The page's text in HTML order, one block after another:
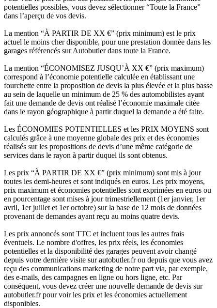
potentielles possibles, vous devez sélectionner “Toute la France”
dans l’aperçu de vos devis.
La mention “À PARTIR DE XX €” (prix minimum) est le prix
actuel le moins cher disponible, pour une prestation donnée dans les
garages référencés sur Autobutler dans toute la France.
La mention “ÉCONOMISEZ JUSQU’À XX €” (prix maximum)
correspond à l’économie potentielle calculée en établissant une
fourchette entre la proposition de devis la plus élevée et la plus basse
au sein de laquelle un minimum de 25 % des automobilistes ayant
fait une demande de devis ont réalisé l’économie maximale citée
dans le rayon géographique à partir duquel la demande a été faite.
Les ÉCONOMIES POTENTIELLES et les PRIX MOYENS sont
calculés grâce à une moyenne globale des prix et des économies
réalisés sur les propositions de devis d’une même catégorie de
services dans le rayon à partir duquel ils sont obtenus.
Les prix “À PARTIR DE XX €” (prix minimum) sont mis à jour
toutes les demi-heures et sont indiqués en euros. Les prix moyens,
prix maximum et économies potentielles sont exprimées en euros ou
en pourcentage sont mises à jour trimestriellement (1er janvier, 1er
avril, 1er juillet et 1er octobre) sur la base de 12 mois de données
provenant de demandes ayant reçu au moins quatre devis.
Les prix annoncés sont TTC et incluent tous les autres frais
éventuels. Le nombre d'offres, les prix réels, les économies
potentielles et la disponibilité des garages peuvent avoir changé
depuis votre dernière visite sur autobutler.fr ou depuis que vous avez
reçu des communications marketing de notre part via, par exemple,
des e-mails, des campagnes en ligne ou hors ligne, etc. Par
conséquent, vous devez créer une nouvelle demande de devis sur
autobutler.fr pour voir les prix et les économies actuellement
disponibles.